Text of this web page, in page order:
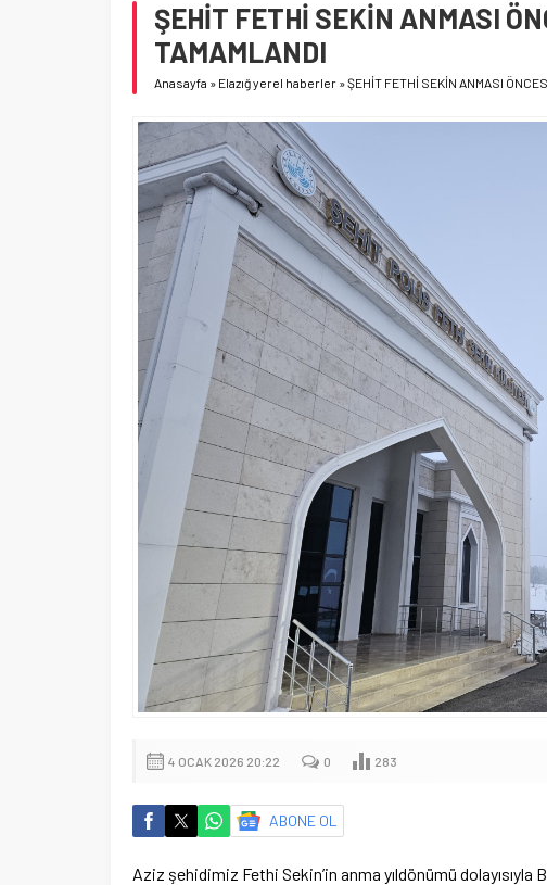
ŞEHİT FETHİ SEKİN ANMASI
TAMAMLANDI
Anasayfa » Elazığ yerel haberler »ŞEHİT FETHİ SEKİN ANMASI
4 OCAK 2026 20:22 0 283
ABONE OL
Aziz şehidimiz Fethi Sekin’in anma yıldönümü